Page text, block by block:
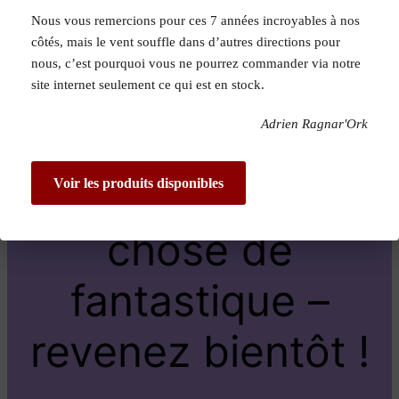
Pardon pour le
dérangement !
Nous travaillons
sur quelque
chose de
fantastique –
revenez bientôt !
Nous vous remercions pour ces 7 années incroyables à nos
côtés, mais le vent souffle dans d’autres directions pour
nous, c’est pourquoi vous ne pourrez commander via notre
site internet seulement ce qui est en stock.
Adrien Ragnar'Ork
Voir les produits disponibles